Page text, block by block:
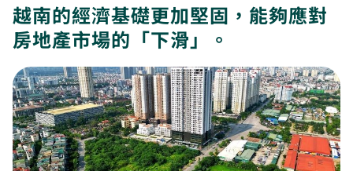
越南的經濟基礎更加堅固，能夠應對
房地產市場的「下滑」。